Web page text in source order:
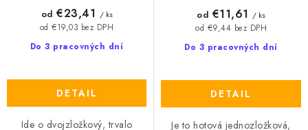
Do 3 pracovných dní
od €19,03 bez DPH
od €23,41 / ks
DETAIL
Ide o dvojzložkový, trvalo
Do 3 pracovných dní
od €9,44 bez DPH
od €11,61 / ks
DETAIL
Je to hotová jednozložková,